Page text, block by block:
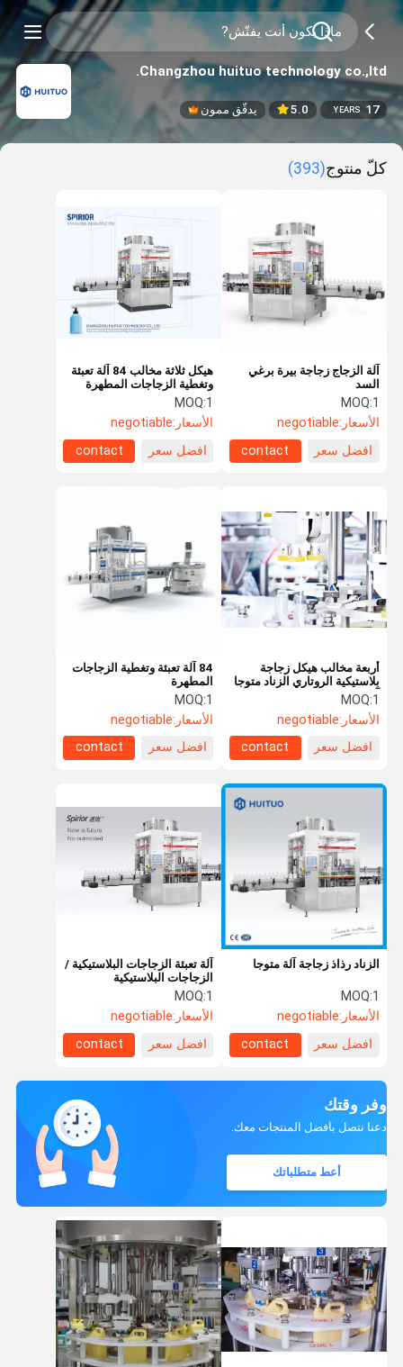
Changzhou huituo technology co.,ltd.
17
YEARS
5.0 يدقّق ممون
كلّ منتوج(393)
هيكل ثلاثة مخالب 84 آلة تعبئة
وتغطية الزجاجات المطهرة
MOQ:1
الأسعار:negotiable
افضل سعر
contact
آلة الزجاج زجاجة بيرة برغي
السد
MOQ:1
الأسعار:negotiable
افضل سعر
contact
84 آلة تعبئة وتغطية الزجاجات
المطهرة
MOQ:1
الأسعار:negotiable
افضل سعر
contact
أربعة مخالب هيكل زجاجة
بلاستيكية الروتاري الزناد متوجا
آلةMOQ:1
الأسعار:negotiable
افضل سعر
contact
آلة تعبئة الزجاجات البلاستيكية /
الزجاجات البلاستيكية
MOQ:1
الأسعار:negotiable
افضل سعر
contact
الزناد رذاذ زجاجة آلة متوجا
MOQ:1
الأسعار:negotiable
افضل سعر
contact
وفر وقتك
دعنا نتصل بأفضل المنتجات معك.
أعط متطلباتك